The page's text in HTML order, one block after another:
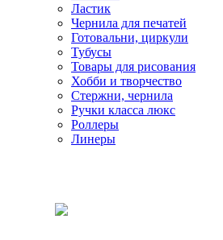
Ластик
Чернила для печатей
Готовальни, циркули
Тубусы
Товары для рисования
Хобби и творчество
Стержни, чернила
Ручки класса люкс
Роллеры
Линеры